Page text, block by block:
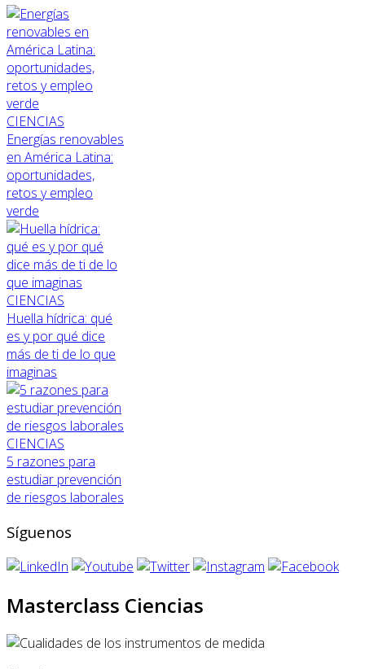
CIENCIAS
Energías renovables
en América Latina:
oportunidades,
retos y empleo
verde
CIENCIAS
Huella hídrica: qué
es y por qué dice
más de ti de lo que
imaginas
CIENCIAS
5 razones para
estudiar prevención
de riesgos laborales
Síguenos
Masterclass Ciencias